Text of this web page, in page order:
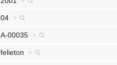
04 +
A-00035 +
felieton +